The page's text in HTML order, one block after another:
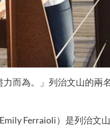
而為。」列治文山的兩
Ferraioli）是列治文